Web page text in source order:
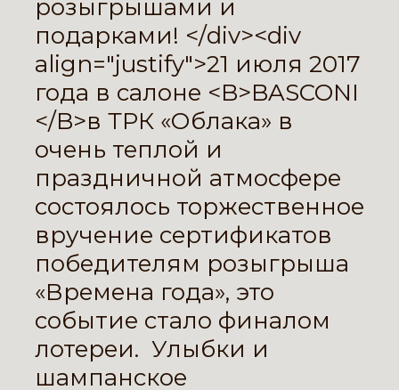
розыгрышами и
подарками! </div><div
align="justify">21 июля 2017
года в салоне <B>BASCONI
</B>в ТРК «Облака» в
очень теплой и
праздничной атмосфере
состоялось торжественное
вручение сертификатов
победителям розыгрыша
«Времена года», это
событие стало финалом
лотереи. Улыбки и
шампанское